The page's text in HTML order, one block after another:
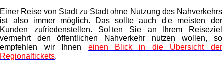
Einer Reise von Stadt zu Stadt ohne Nutzung des Nahverkehrs
ist also immer möglich. Das sollte auch die meisten der
Kunden zufriedenstellen. Sollten Sie an Ihrem Reiseziel
vermehrt den öffentlichen Nahverkehr nutzen wollen, so
empfehlen wir Ihnen einen Blick in die Übersicht der
Regionaltickets.